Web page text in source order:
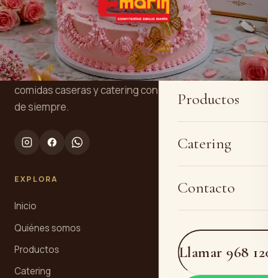
Inicio
Quiénes somos
Productos
Catering
Contacto
Llamar 968
Confitería y panadería artesanal en
Cartagena. Tres generaciones
elaborando tartas personalizadas, pan,
comidas caseras y catering con la receta
de siempre.
EXPLORA
Inicio
Quiénes somos
Productos
Catering